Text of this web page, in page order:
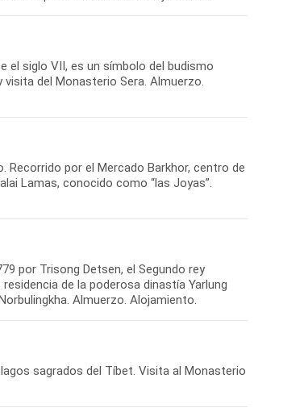
el siglo VII, es un símbolo del budismo
del Monasterio Sera. Almuerzo.
Recorrido por el Mercado Barkhor, centro de
Lamas, conocido como “las Joyas”.
por Trisong Detsen, el Segundo rey
de la poderosa dinastía Yarlung
sagrados del Tíbet. Visita al Monasterio